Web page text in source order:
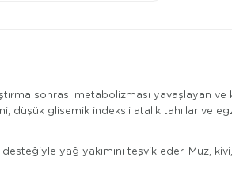
sonrası metabolizması yavaşlayan
düşük glisemik indeksli atalık tahıllar ve
yağ yakımını teşvik eder. Muz,